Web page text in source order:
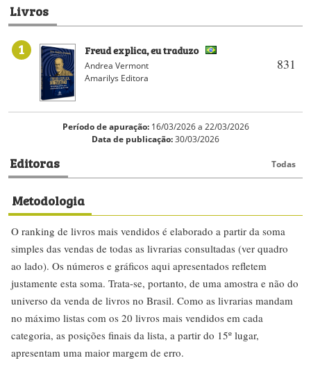
Livros
1
831
Freud explica, eu traduzo
Andrea Vermont
Amarilys Editora
Período de apuração:16/03/2026 a 22/03/2026
Data de publicação:30/03/2026
Editoras Todas
Metodologia
O ranking de livros mais vendidos é elaborado a partir da soma
simples das vendas de todas as livrarias consultadas (ver quadro
ao lado). Os números e gráficos aqui apresentados refletem
justamente esta soma. Trata-se, portanto, de uma amostra e não do
universo da venda de livros no Brasil. Como as livrarias mandam
no máximo listas com os 20 livros mais vendidos em cada
categoria, as posições finais da lista, a partir do 15º lugar,
apresentam uma maior margem de erro.